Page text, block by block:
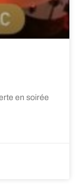
en soirée